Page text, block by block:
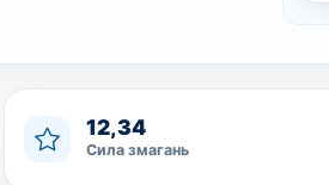
12,34
Сила змагань